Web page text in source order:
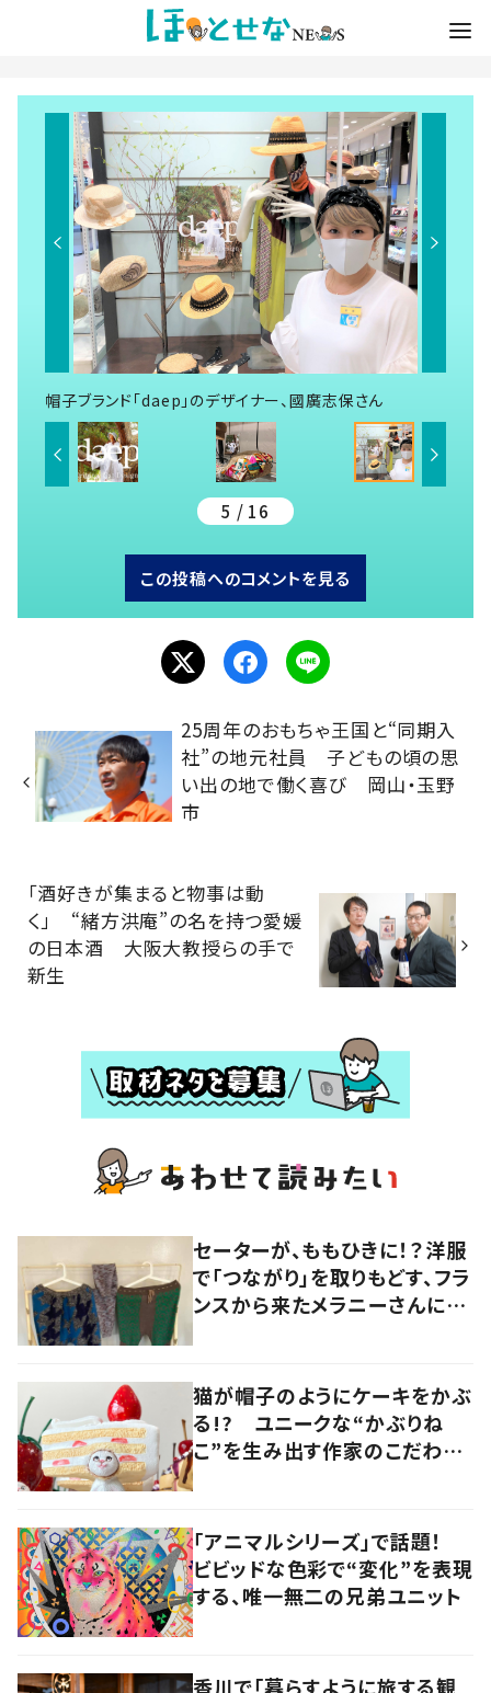
帽子ブランド「daep」のデザイナー、國廣志保さん
5 / 16
この投稿へのコメントを見る
25周年のおもちゃ王国と“同期入
社”の地元社員 子どもの頃の思
い出の地で働く喜び 岡山・玉野
市
「酒好きが集まると物事は動
く」 “緒方洪庵”の名を持つ愛媛
の日本酒 大阪大教授らの手で
新生
セーターが、ももひきに！？洋服
で「つながり」を取りもどす、フラ
ンスから来たメラニーさんに学
猫が帽子のようにケーキをかぶ
る!? ユニークな“かぶりね
こ”を生み出す作家のこだわり
「アニマルシリーズ」で話題！
ビビッドな色彩で“変化”を表現
する、唯一無二の兄弟ユニット
香川で「暮らすように旅する観